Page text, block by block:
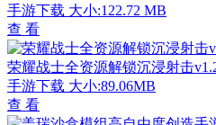
手游下载 大小:122.72 MB
查 看
荣耀战士全资源解锁沉浸射击
手游下载 大小:89.06MB
查 看